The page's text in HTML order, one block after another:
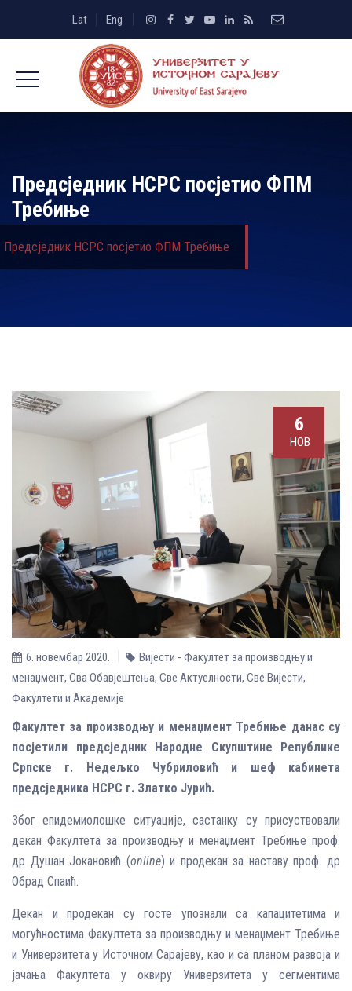
Lat Eng
Предсједник НСРС посјетио ФПМ
Требиње
Предсједник НСРС посјетио ФПМ Требиње
6
НОВ
6. новембар 2020.
Вијести - Факултет за производњу и
менаџмент, Сва Обавјештења, Све Aктуелности, Све Вијести,
Факултети и Академије
Факултет за производњу и менаџмент Требиње данас су
посјетили предсједник Народне Скупштине Републике
Српске г. Недељко Чубриловић и шеф кабинета
предсједника НСРС г. Златко Јурић.
Због епидемиолошке ситуације, састанку су присуствовали
декан Факултета за производњу и менаџмент Требиње проф.
др Душан Јокановић (online) и продекан за наставу проф. др
Обрад Спаић.
Декан и продекан су госте упознали са капацитетима и
могућностима Факултета за производњу и менаџмент Требиње
и Универзитета у Источном Сарајеву, као и са планом развоја и
јачања Факултета у оквиру Универзитета у сегментима